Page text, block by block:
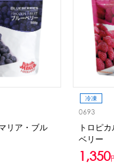
プ コップ型カップ ス
kiss（スノーキッス）」
リア・ブル
冷凍
0693
トロピ
ベリー
1,350